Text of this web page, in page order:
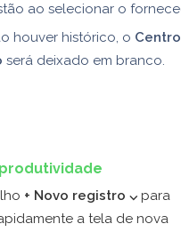
ao selecionar o
houver histórico, o
será deixado em branco.
+ Novo registro ⌵ para
a tela de nova